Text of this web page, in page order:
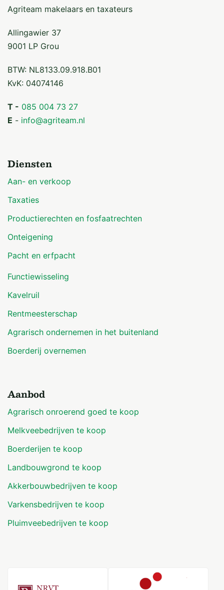
Agriteam makelaars en taxateurs
Allingawier 37
9001 LP Grou
BTW: NL8133.09.918.B01
KvK: 04074146
T - 085 004 73 27
E - info@agriteam.nl
Diensten
Aan- en verkoop
Taxaties
Productierechten en fosfaatrechten
Onteigening
Pacht en erfpacht
Functiewisseling
Kavelruil
Rentmeesterschap
Agrarisch ondernemen in het buitenland
Boerderij overnemen
Aanbod
Agrarisch onroerend goed te koop
Melkveebedrijven te koop
Boerderijen te koop
Landbouwgrond te koop
Akkerbouwbedrijven te koop
Varkensbedrijven te koop
Pluimveebedrijven te koop